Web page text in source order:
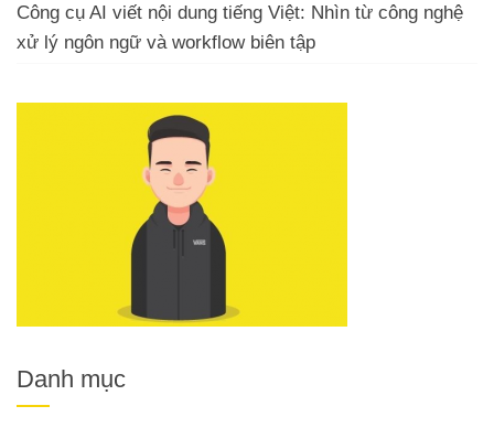
Công cụ AI viết nội dung tiếng Việt: Nhìn từ công nghệ
xử lý ngôn ngữ và workflow biên tập
Danh mục